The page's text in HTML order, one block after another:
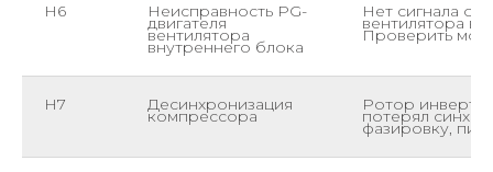
H6 Неисправность PG-
двигателя
вентилятора
внутреннего блока
Нет сигнала
вентилятора
Проверить
H7 Десинхронизация
компрессора
Ротор
потерял
фазировку,